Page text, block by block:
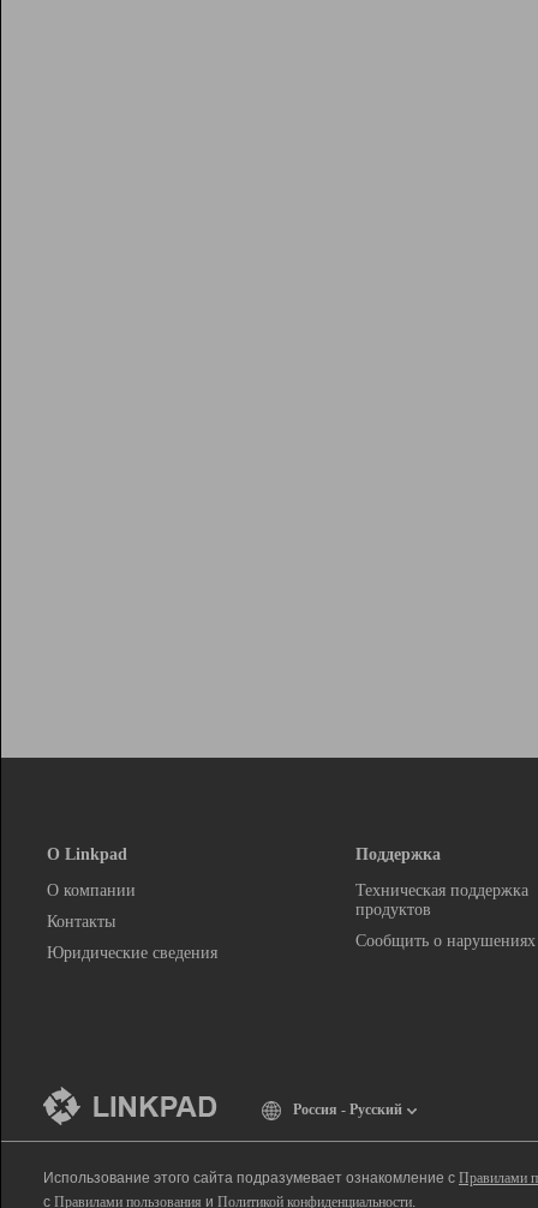
О Linkpad
О компании
Контакты
Юридические сведения
Поддержка
Техническая поддержка
продуктов
Сообщить о нарушениях
Россия - Русский
Использование этого сайта подразумевает ознакомление с Правилами
с Правилами пользования и Политикой конфиденциальности.